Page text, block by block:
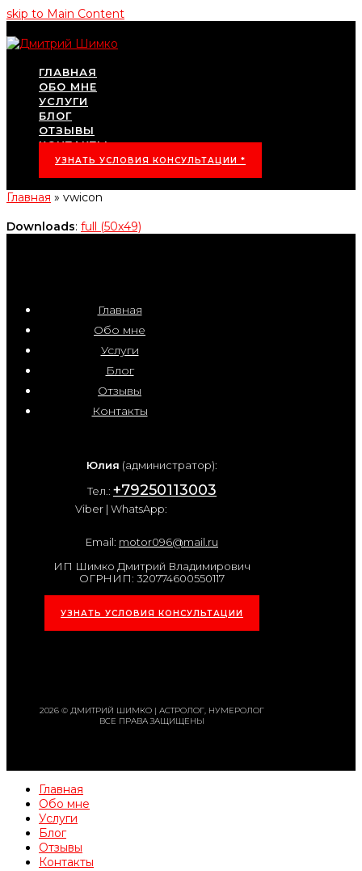
skip to Main Content
ГЛАВНАЯ
ОБО МНЕ
УСЛУГИ
БЛОГ
ОТЗЫВЫ
КОНТАКТЫ
УЗНАТЬ УСЛОВИЯ КОНСУЛЬТАЦИИ *
Главная » vwicon
Downloads: full (50x49)
Главная
Обо мне
Услуги
Блог
Отзывы
Контакты
Юлия (администратор):
Тел.: +79250113003
Viber | WhatsApp:
Email: motor096@mail.ru
ИП Шимко Дмитрий Владимирович
ОГРНИП: 320774600550117
УЗНАТЬ УСЛОВИЯ КОНСУЛЬТАЦИИ
2026 © ДМИТРИЙ ШИМКО | АСТРОЛОГ, НУМЕРОЛОГ
ВСЕ ПРАВА ЗАЩИЩЕНЫ
Главная
Обо мне
Услуги
Блог
Отзывы
Контакты